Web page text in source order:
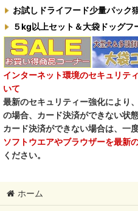
M.Y Forest推奨品
フォルツァ10犬キャンペーン
一口笑 Ikkosho
デイリーディライト DAILY
RENA DOG レナドッグ
PetO’CERA ペットセラ
お試しドライフード少量パック
５kg以上セット＆大袋ドッグフ
インターネット環境のセキュリテ
いて
最新のセキュリティー強化により
の場合、カード決済ができない状
カード決済ができない場合は、
ソフトウエアやブラウザーを最新
ください。
ホーム